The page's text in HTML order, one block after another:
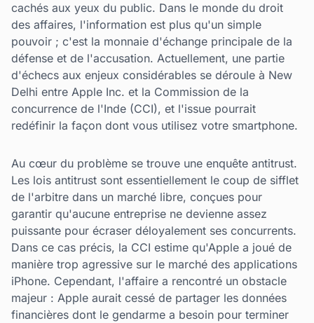
cachés aux yeux du public. Dans le monde du droit
des affaires, l'information est plus qu'un simple
pouvoir ; c'est la monnaie d'échange principale de la
défense et de l'accusation. Actuellement, une partie
d'échecs aux enjeux considérables se déroule à New
Delhi entre Apple Inc. et la Commission de la
concurrence de l'Inde (CCI), et l'issue pourrait
redéfinir la façon dont vous utilisez votre smartphone.
Au cœur du problème se trouve une enquête antitrust.
Les lois antitrust sont essentiellement le coup de sifflet
de l'arbitre dans un marché libre, conçues pour
garantir qu'aucune entreprise ne devienne assez
puissante pour écraser déloyalement ses concurrents.
Dans ce cas précis, la CCI estime qu'Apple a joué de
manière trop agressive sur le marché des applications
iPhone. Cependant, l'affaire a rencontré un obstacle
majeur : Apple aurait cessé de partager les données
financières dont le gendarme a besoin pour terminer